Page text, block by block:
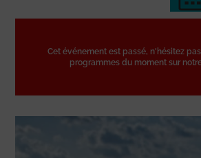
Cet événement est passé, n'hésitez
programmes du moment sur